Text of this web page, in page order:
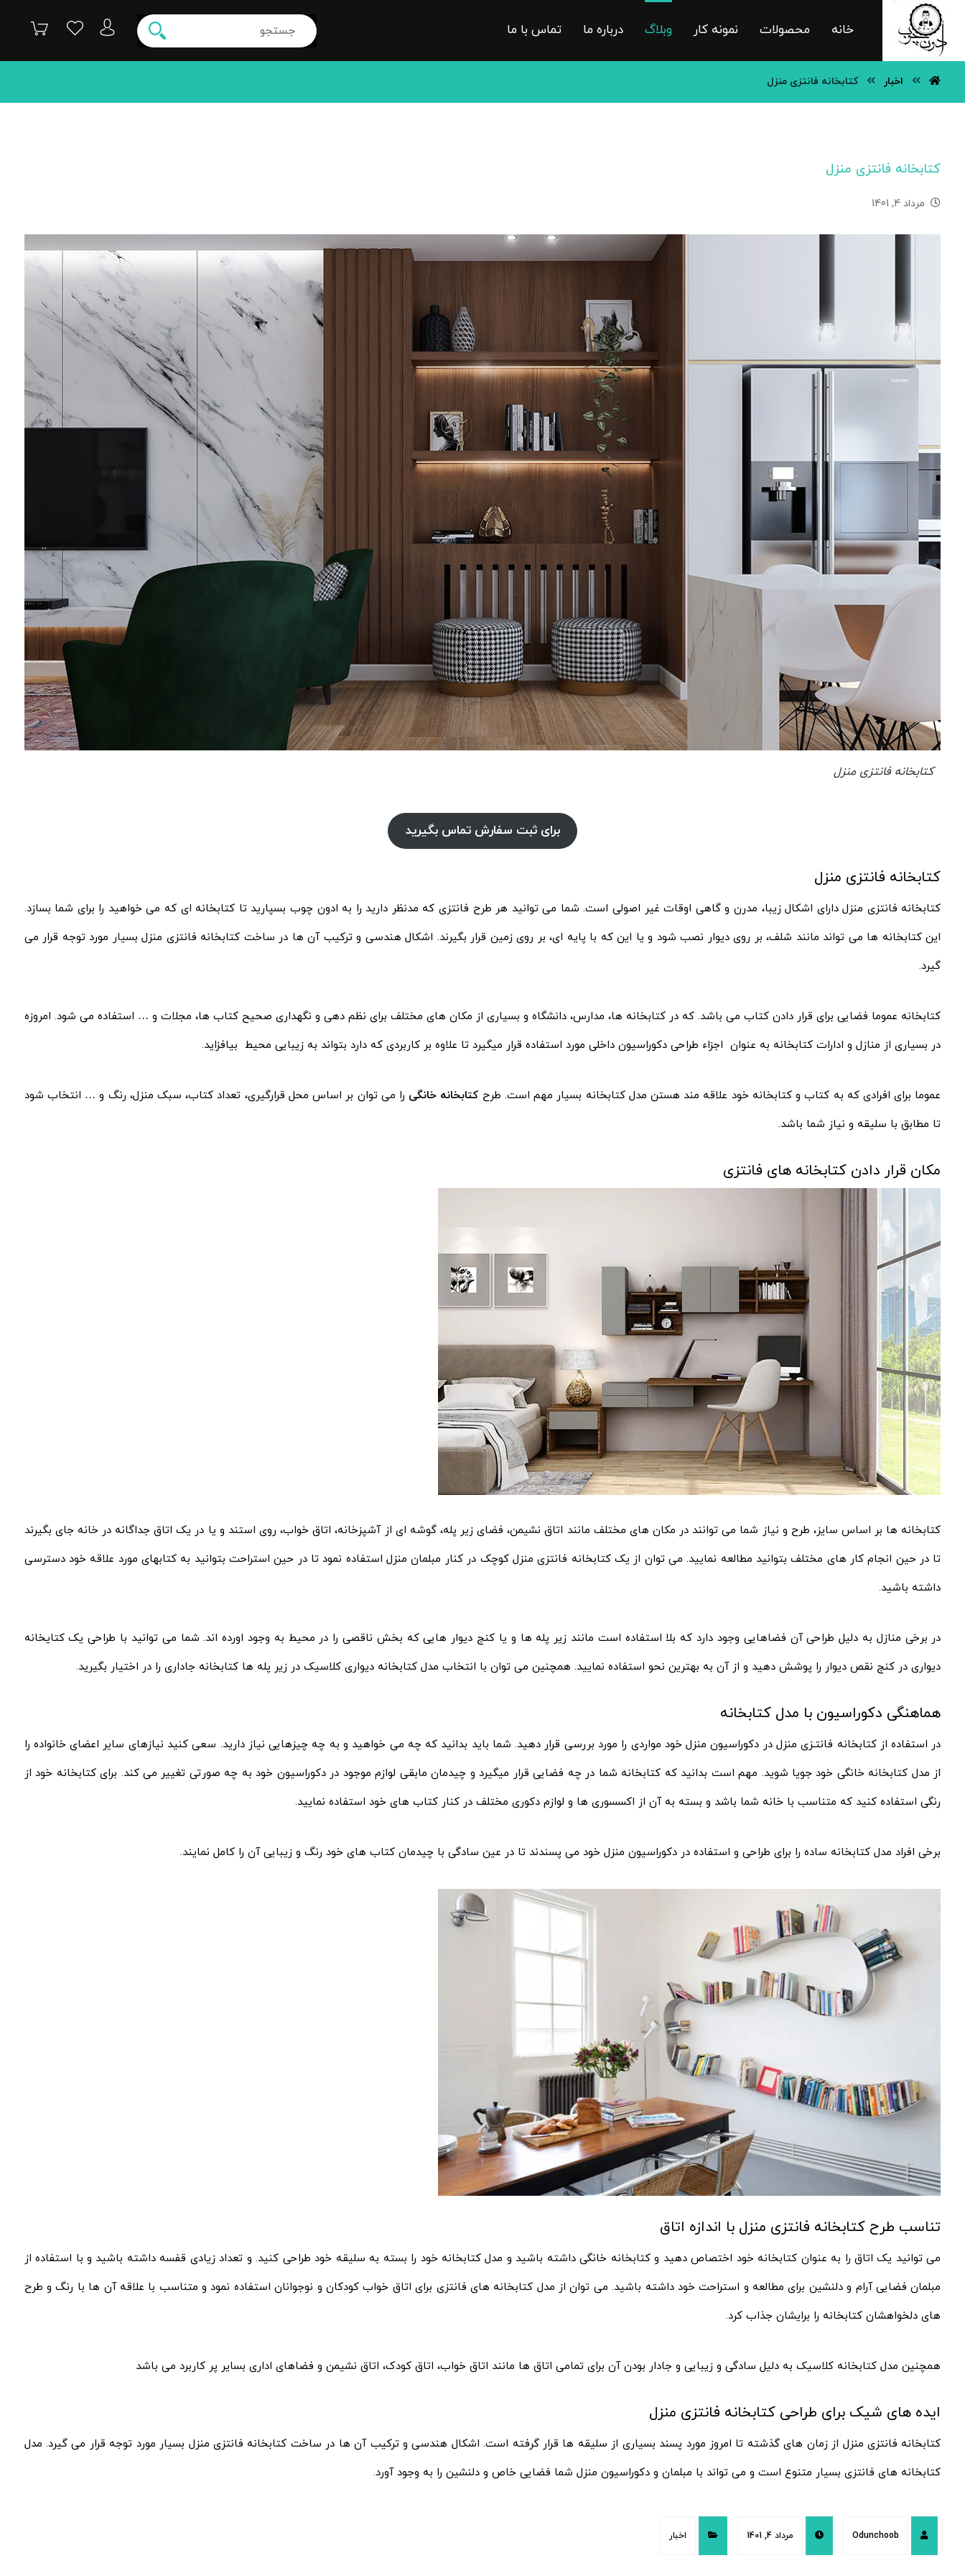
خانه محصولات نمونه کار وبلاگ درباره ما تماس با ما
اخبار کتابخانه فانتزی منزل
کتابخانه فانتزی منزل
مرداد 4, 1401
کتابخانه فانتزی منزل
برای ثبت سفارش تماس بگیرید
کتابخانه فانتزی منزل
کتابخانه فانتزی منزل دارای اشکال زیبا، مدرن و گاهی اوقات غیر اصولی است. شما می توانید هر طرح فانتزی که مدنظر دارید را به ادون چوب بسپارید تا کتابخانه ای که می خواهید را برای شما بسازد.
این کتابخانه ها می تواند مانند شلف، بر روی دیوار نصب شود و یا این که با پایه ای، بر روی زمین قرار بگیرند. اشکال هندسی و ترکیب آن ها در ساخت کتابخانه فانتزی منزل بسیار مورد توجه قرار می
گیرد.
کتابخانه عموما فضایی برای قرار دادن کتاب می باشد. که در کتابخانه ها، مدارس، دانشگاه و بسیاری از مکان های مختلف برای نظم دهی و نگهداری صحیح کتاب ها، مجلات و … استفاده می شود. امروزه
در بسیاری از منازل و ادارات کتابخانه به عنوان اجزاء طراحی دکوراسیون داخلی مورد استفاده قرار میگیرد تا علاوه بر کاربردی که دارد بتواند به زیبایی محیط بیافزاید.
عموما برای افرادی که به کتاب و کتابخانه خود علاقه مند هستن مدل کتابخانه بسیار مهم است. طرح کتابخانه خانگی را می توان بر اساس محل قرارگیری، تعداد کتاب، سبک منزل، رنگ و … انتخاب شود
تا مطابق با سلیقه و نیاز شما باشد.
مکان قرار دادن کتابخانه های فانتزی
کتابخانه ها بر اساس سایز، طرح و نیاز شما می توانند در مکان های مختلف مانند اتاق نشیمن، فضای زیر پله، گوشه ای از آشپزخانه، اتاق خواب، روی استند و یا در یک اتاق جداگانه در خانه جای بگیرند
تا در حین انجام کار های مختلف بتوانید مطالعه نمایید. می توان از یک کتابخانه فانتزی منزل کوچک در کنار مبلمان منزل استفاده نمود تا در حین استراحت بتوانید به کتابهای مورد علاقه خود دسترسی
داشته باشید.
در برخی منازل به دلیل طراحی آن فضاهایی وجود دارد که بلا استفاده است مانند زیر پله ها و یا کنج دیوار هایی که بخش ناقصی را در محیط به وجود اورده اند. شما می توانید با طراحی یک کتایخانه
دیواری در کنج نقص دیوار را پوشش دهید و از آن به بهترین نحو استفاده نمایید. همچنین می توان با انتخاب مدل کتابخانه دیواری کلاسیک در زیر پله ها کتابخانه جاداری را در اختیار بگیرید.
هماهنگی دکوراسیون با مدل کتابخانه
در استفاده از کتابخانه فانتـزی منزل در دکوراسیون منزل خود مواردی را مورد بررسی قرار دهید. شما باید بدانید که چه می خواهید و به چه چیزهایی نیاز دارید. سعی کنید نیازهای سایر اعضای خانواده را
از مدل کتابخانه خانگی خود جویا شوید. مهم است بدانید که کتابخانه شما در چه فضایی قرار میگیرد و چیدمان مابقی لوازم موجود در دکوراسیون خود به چه صورتی تغییر می کند. برای کتابخانه خود از
رنگی استفاده کنید که متناسب با خانه شما باشد و بسته به آن از اکسسوری ها و لوازم دکوری مختلف در کنار کتاب های خود استفاده نمایید.
برخی افراد مدل کتابخانه ساده را برای طراحی و استفاده در دکوراسیون منزل خود می پسندند تا در عین سادگی با چیدمان کتاب های خود رنگ و زیبایی آن را کامل نمایند.
تناسب طرح کتابخانه فانتزی منزل با اندازه اتاق
می توانید یک اتاق را به عنوان کتابخانه خود اختصاص دهید و کتابخانه خانگی داشته باشید و مدل کتابخانه خود را بسته به سلیقه خود طراحی کنید. و تعداد زیادی قفسه داشته باشید و با استفاده از
مبلمان فضایی آرام و دلنشین برای مطالعه و استراحت خود داشته باشید. می توان از مدل کتابخانه های فانتزی برای اتاق خواب کودکان و نوجوانان استفاده نمود و متناسب با علاقه آن ها با رنگ و طرح
های دلخواهشان کتابخانه را برایشان جذاب کرد.
همچنین مدل کتابخانه کلاسیک به دلیل سادگی و زیبایی و جادار بودن آن برای تمامی اتاق ها مانند اتاق خواب، اتاق کودک، اتاق نشیمن و فضاهای اداری بسایر پر کاربرد می باشد
ایده های شیک برای طراحی کتابخانه فانتزی منزل
کتابخانه فانتزی منزل از زمان های گذشته تا امروز مورد پسند بسیاری از سلیقه ها قرار گرفته است. اشکال هندسی و ترکیب آن ها در ساخت کتابخانه فانتزی منزل بسیار مورد توجه قرار می گیرد. مدل
کتابخانه های فانتزی بسیار متنوع است و می تواند با مبلمان و دکوراسیون منزل شما فضایی خاص و دلنشین را به وجود آورد.
Odunchoob مرداد 4, 1401 اخبار